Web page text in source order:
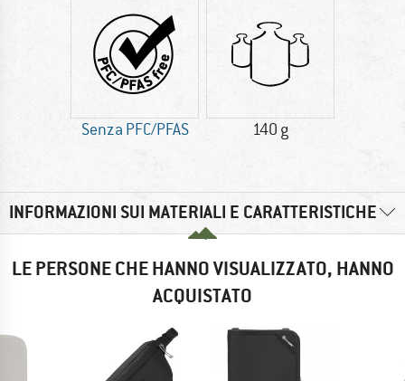
Senza PFC/PFAS 140 g
INFORMAZIONI SUI MATERIALI E CARATTERISTICHE
LE PERSONE CHE HANNO VISUALIZZATO, HANNO
ACQUISTATO